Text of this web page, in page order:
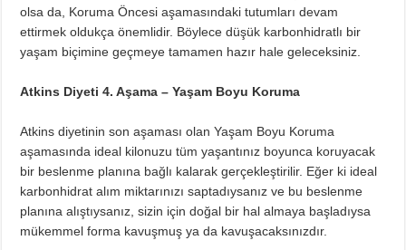
olsa da, Koruma Öncesi aşamasındaki tutumları devam
ettirmek oldukça önemlidir. Böylece düşük karbonhidratlı bir
yaşam biçimine geçmeye tamamen hazır hale geleceksiniz.
Atkins Diyeti 4. Aşama – Yaşam Boyu Koruma
Atkins diyetinin son aşaması olan Yaşam Boyu Koruma
aşamasında ideal kilonuzu tüm yaşantınız boyunca koruyacak
bir beslenme planına bağlı kalarak gerçekleştirilir. Eğer ki ideal
karbonhidrat alım miktarınızı saptadıysanız ve bu beslenme
planına alıştıysanız, sizin için doğal bir hal almaya başladıysa
mükemmel forma kavuşmuş ya da kavuşacaksınızdır.